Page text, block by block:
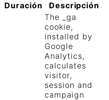
Duración Descripción
The _ga
cookie,
installed by
Google
Analytics,
calculates
visitor,
session and
campaign